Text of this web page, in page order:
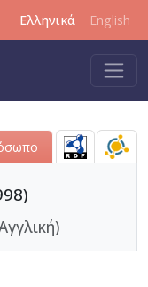
Ελληνικά English